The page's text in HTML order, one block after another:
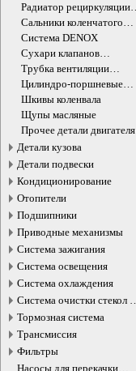
Радиатор рециркуляции
ОГ
Сальники коленчатого
вала двигателя
Система DENOX
Сухари клапанов
впускных/выпускных
Трубка вентиляции
картера
Цилиндро-поршневые
группы ДВС
Шкивы коленвала
Щупы масляные
Прочее детали двигателя
Детали кузова
Детали подвески
Кондиционирование
Отопители
Подшипники
Приводные механизмы
Система зажигания
Система освещения
Система охлаждения
Система очистки стекол и
фар
Тормозная система
Трансмиссия
Фильтры
Насосы для перекачки